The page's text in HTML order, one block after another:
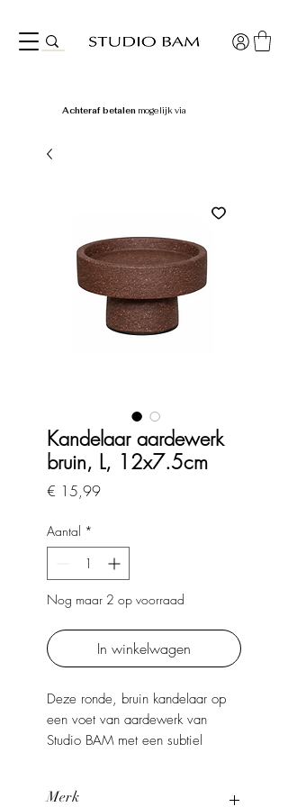
Achteraf betalen mogelijk via
Kandelaar aardewerk
bruin, L, 12x7.5cm
€ 15,99Prijs
Aantal *
Nog maar 2 op voorraad
In winkelwagen
Deze ronde, bruin kandelaar op
een voet van aardewerk van
Studio BAM met een subtiel
eenvoudig en evenwichtig, wat
Merk